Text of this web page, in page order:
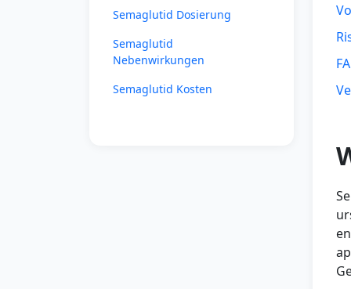
Semaglutid Dosierung
Semaglutid
Nebenwirkungen
Semaglutid Kosten